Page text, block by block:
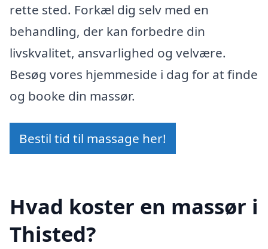
rette sted. Forkæl dig selv med en
behandling, der kan forbedre din
livskvalitet, ansvarlighed og velvære.
Besøg vores hjemmeside i dag for at finde
og booke din massør.
Bestil tid til massage her!
Hvad koster en massør i
Thisted?